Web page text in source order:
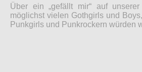
Über ein „gefällt mir“ auf
möglichst vielen Gothgirls und
Punkgirls und Punkrockern würden